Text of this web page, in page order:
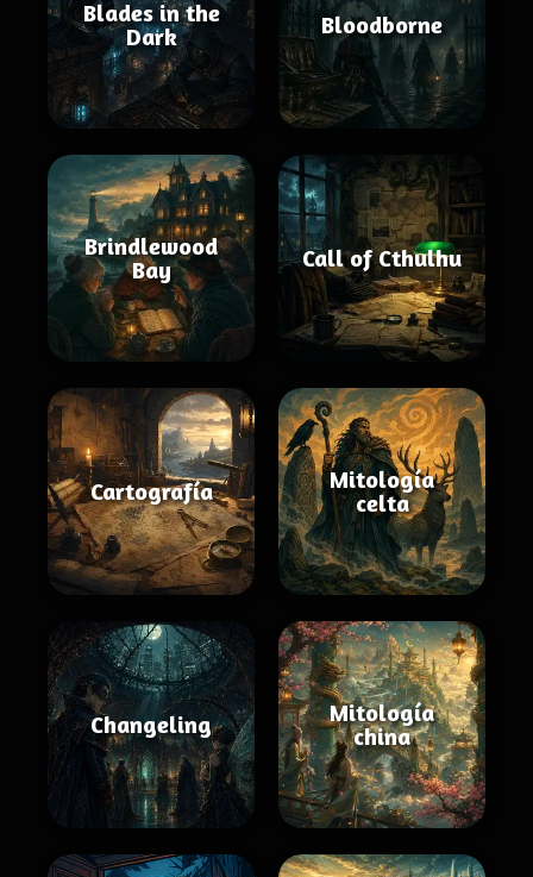
Blades in the
Dark
Bloodborne
Brindlewood
Bay
Call of Cthulhu
Cartografía
Mitología
celta
Changeling
Mitología
china